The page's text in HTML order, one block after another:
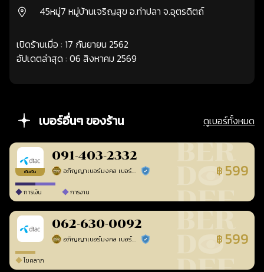
45หมู่7 หมู่บ้านเจริญสุข อ.ท่าปลา จ.อุตรดิตถ์
เปิดร้านเมื่อ : 17 กันยายน 2562
อัปเดตล่าสุด : 06 สิงหาคม 2569
เบอร์อื่นๆ ของร้าน ดูเบอร์ทั้งหมด
เติมเงิน
091-403-2332
อภิญญาเบอร์มงคล เบอร์สวยเลขศาสตร์ ร้านยืนยันแล้ว ฿ 599
การเงิน การงาน
062-630-0092
อภิญญาเบอร์มงคล เบอร์สวยเลขศาสตร์ ร้านยืนยันแล้ว ฿ 599
โชคลาภ